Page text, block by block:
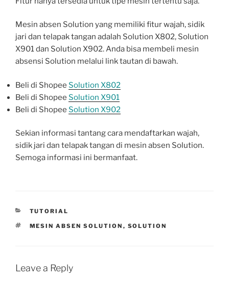
Mesin absen Solution yang memiliki fitur wajah, sidik
jari dan telapak tangan adalah Solution X802, Solution
X901 dan Solution X902. Anda bisa membeli mesin
absensi Solution melalui link tautan di bawah.
Beli di Shopee Solution X802
Beli di Shopee Solution X901
Beli di Shopee Solution X902
Sekian informasi tantang cara mendaftarkan wajah,
sidik jari dan telapak tangan di mesin absen Solution.
Semoga informasi ini bermanfaat.
CATEGORIES
TUTORIAL
TAGS
MESIN ABSEN SOLUTION , SOLUTION
Leave a Reply